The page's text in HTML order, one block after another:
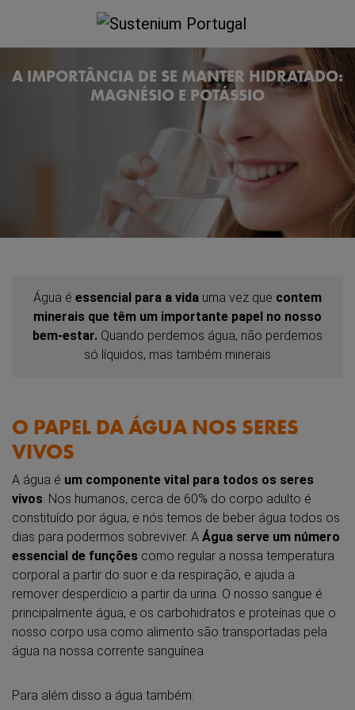
A IMPORTÂNCIA DE SE MANTER HIDRATADO:
MAGNÉSIO E POTÁSSIO
Água é essencial para a vida uma vez que contem
minerais que têm um importante papel no nosso
bem-estar. Quando perdemos água, não perdemos
só líquidos, mas também minerais
O PAPEL DA ÁGUA NOS SERES
VIVOS
A água é um componente vital para todos os seres
vivos. Nos humanos, cerca de 60% do corpo adulto é
constituído por água, e nós temos de beber água todos os
dias para podermos sobreviver. A Água serve um número
essencial de funções como regular a nossa temperatura
corporal a partir do suor e da respiração, e ajuda a
remover desperdício a partir da urina. O nosso sangue é
principalmente água, e os carbohidratos e proteínas que o
nosso corpo usa como alimento são transportadas pela
água na nossa corrente sanguínea
Para além disso a água também: